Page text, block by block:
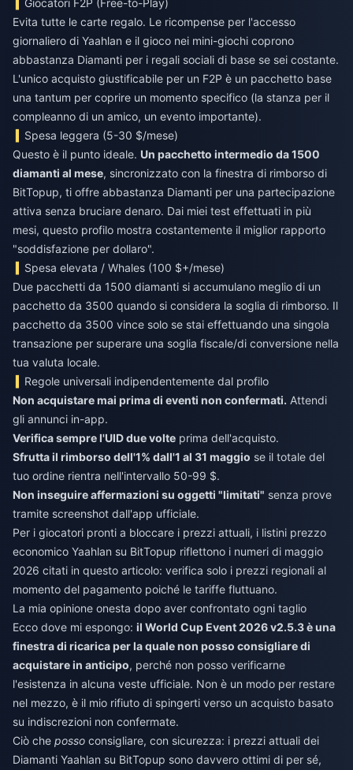
Evita tutte le carte regalo. Le ricompense per l'accesso
giornaliero di Yaahlan e il gioco nei mini-giochi coprono
abbastanza Diamanti per i regali sociali di base se sei costante.
L'unico acquisto giustificabile per un F2P è un pacchetto base
una tantum per coprire un momento specifico (la stanza per il
compleanno di un amico, un evento importante).
Spesa leggera (5-30 $/mese)
Questo è il punto ideale. Un pacchetto intermedio da 1500
diamanti al mese, sincronizzato con la finestra di rimborso di
BitTopup, ti offre abbastanza Diamanti per una partecipazione
attiva senza bruciare denaro. Dai miei test effettuati in più
mesi, questo profilo mostra costantemente il miglior rapporto
"soddisfazione per dollaro".
Spesa elevata / Whales (100 $+/mese)
Due pacchetti da 1500 diamanti si accumulano meglio di un
pacchetto da 3500 quando si considera la soglia di rimborso. Il
pacchetto da 3500 vince solo se stai effettuando una singola
transazione per superare una soglia fiscale/di conversione nella
tua valuta locale.
Regole universali indipendentemente dal profilo
Non acquistare mai prima di eventi non confermati. Attendi
gli annunci in-app.
Verifica sempre l'UID due volte prima dell'acquisto.
Sfrutta il rimborso dell'1% dall'1 al 31 maggio se il totale del
tuo ordine rientra nell'intervallo 50-99 $.
Non inseguire affermazioni su oggetti "limitati" senza prove
tramite screenshot dall'app ufficiale.
Per i giocatori pronti a bloccare i prezzi attuali, i listini prezzo
economico Yaahlan su BitTopup riflettono i numeri di maggio
2026 citati in questo articolo: verifica solo i prezzi regionali al
momento del pagamento poiché le tariffe fluttuano.
La mia opinione onesta dopo aver confrontato ogni taglio
Ecco dove mi espongo: il World Cup Event 2026 v2.5.3 è una
finestra di ricarica per la quale non posso consigliare di
acquistare in anticipo, perché non posso verificarne
l'esistenza in alcuna veste ufficiale. Non è un modo per restare
nel mezzo, è il mio rifiuto di spingerti verso un acquisto basato
su indiscrezioni non confermate.
Ciò che posso consigliare, con sicurezza: i prezzi attuali dei
Diamanti Yaahlan su BitTopup sono davvero ottimi di per sé,